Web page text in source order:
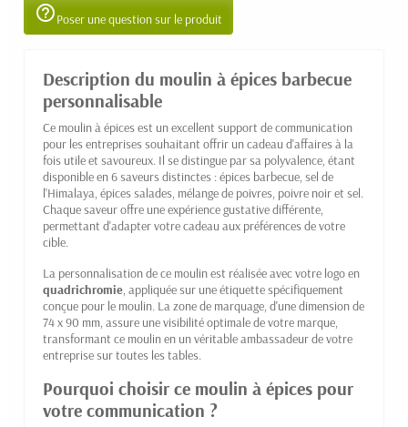
help_outlinePoser une question sur le produit
Description du moulin à épices barbecue
personnalisable
Ce moulin à épices est un excellent support de communication
pour les entreprises souhaitant offrir un cadeau d'affaires à la
fois utile et savoureux. Il se distingue par sa polyvalence, étant
disponible en 6 saveurs distinctes : épices barbecue, sel de
l'Himalaya, épices salades, mélange de poivres, poivre noir et sel.
Chaque saveur offre une expérience gustative différente,
permettant d'adapter votre cadeau aux préférences de votre
cible.
La personnalisation de ce moulin est réalisée avec votre logo en
quadrichromie, appliquée sur une étiquette spécifiquement
conçue pour le moulin. La zone de marquage, d'une dimension de
74 x 90 mm, assure une visibilité optimale de votre marque,
transformant ce moulin en un véritable ambassadeur de votre
entreprise sur toutes les tables.
Pourquoi choisir ce moulin à épices pour
votre communication ?